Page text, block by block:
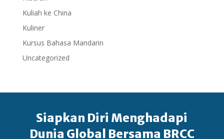
Kuliah ke China
Kuliner
Kursus Bahasa Mandarin
Uncategorized
Siapkan Diri Menghadapi
Dunia Global Bersama BRCC